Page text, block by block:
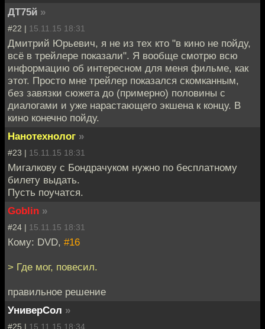
ДТ75й »
#22 | 15.11.15 18:31
Дмитрий Юрьевич, я не из тех кто "в кино не пойду,
всё в трейлере показали". Я вообще смотрю всю
информацию об интересном для меня фильме, как
этот. Просто мне трейлер показался скомканным,
без завязки сюжета до (примерно) половины с
диалогами и уже нарастающего экшена к концу. В
кино конечно пойду.
Нанотехнолог »
#23 | 15.11.15 18:31
Мигалкову с Бондрачуком нужно по бесплатному
билету выдать.
Пусть поучатся.
Goblin »
#24 | 15.11.15 18:31
Кому: DVD, #16
> Где мог, повесил.
правильное решение
УниверСол »
#25 | 15.11.15 18:34